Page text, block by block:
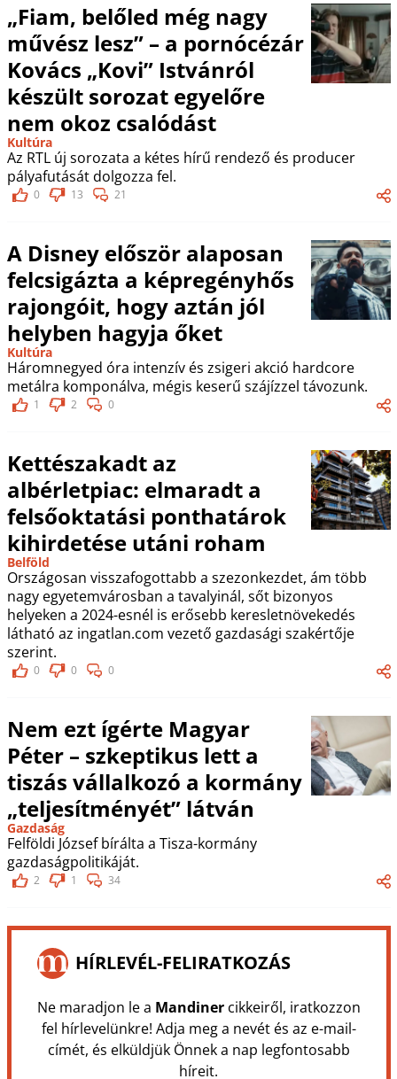
„Fiam, belőled még nagy
művész lesz” – a pornócézár
Kovács „Kovi” Istvánról
készült sorozat egyelőre
nem okoz csalódást
Kultúra
Az RTL új sorozata a kétes hírű rendező és producer
pályafutását dolgozza fel.
0 13 21
A Disney először alaposan
felcsigázta a képregényhős
rajongóit, hogy aztán jól
helyben hagyja őket
Kultúra
Háromnegyed óra intenzív és zsigeri akció hardcore
metálra komponálva, mégis keserű szájízzel távozunk.
1 2 0
Kettészakadt az
albérletpiac: elmaradt a
felsőoktatási ponthatárok
kihirdetése utáni roham
Belföld
Országosan visszafogottabb a szezonkezdet, ám több
nagy egyetemvárosban a tavalyinál, sőt bizonyos
helyeken a 2024-esnél is erősebb keresletnövekedés
látható az ingatlan.com vezető gazdasági szakértője
szerint.
0 0 0
Nem ezt ígérte Magyar
Péter – szkeptikus lett a
tiszás vállalkozó a kormány
„teljesítményét” látván
Gazdaság
Felföldi József bírálta a Tisza-kormány
gazdaságpolitikáját.
2 1 34
HÍRLEVÉL-FELIRATKOZÁS
Ne maradjon le a Mandinercikkeiről, iratkozzon
fel hírlevelünkre! Adja meg a nevét és az e-mail-
címét, és elküldjük Önnek a nap legfontosabb
híreit.